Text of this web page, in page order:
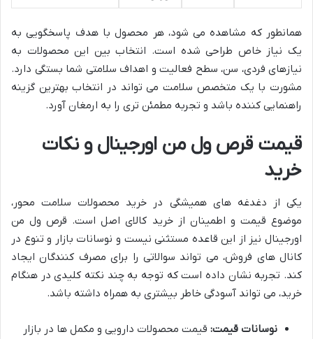
همانطور که مشاهده می شود، هر محصول با هدف پاسخگویی به
یک نیاز خاص طراحی شده است. انتخاب بین این محصولات به
نیازهای فردی، سن، سطح فعالیت و اهداف سلامتی شما بستگی دارد.
مشورت با یک متخصص سلامت می تواند در انتخاب بهترین گزینه
راهنمایی کننده باشد و تجربه مطمئن تری را به ارمغان آورد.
قیمت قرص ول من اورجینال و نکات
خرید
یکی از دغدغه های همیشگی در خرید محصولات سلامت محور،
موضوع قیمت و اطمینان از خرید کالای اصل است. قرص ول من
اورجینال نیز از این قاعده مستثنی نیست و نوسانات بازار و تنوع در
کانال های فروش، می تواند سوالاتی را برای مصرف کنندگان ایجاد
کند. تجربه نشان داده است که توجه به چند نکته کلیدی در هنگام
خرید، می تواند آسودگی خاطر بیشتری به همراه داشته باشد.
نوسانات قیمت: قیمت محصولات دارویی و مکمل ها در بازار